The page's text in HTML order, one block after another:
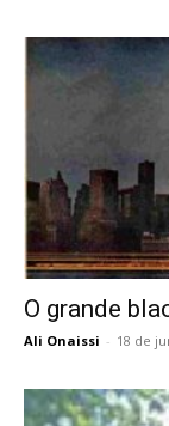
O grande
Ali Onaissi - 18 de